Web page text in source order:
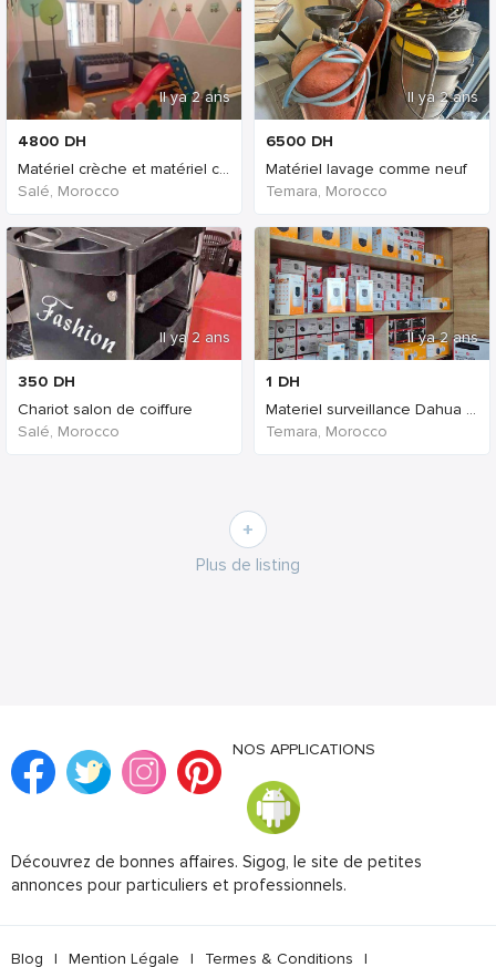
Il ya 2 ans
4800 DH
Matériel crèche et matériel cours de soutien
Salé, Morocco
Il ya 2 ans
350 DH
Chariot salon de coiffure
Salé, Morocco
Il ya 2 ans
6500 DH
Matériel lavage comme neuf
Temara, Morocco
Il ya 2 ans
1 DH
Materiel surveillance Dahua Prix Promotion
Temara, Morocco
Plus de listing
NOS APPLICATIONS
Découvrez de bonnes affaires. Sigog, le site de petites
annonces pour particuliers et professionnels.
Blog | Mention Légale | Termes & Conditions |